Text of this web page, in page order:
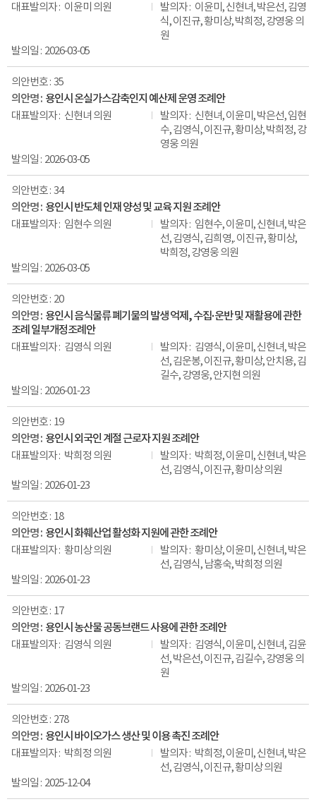
이윤미 의원
이윤미, 신현녀, 박은선, 김영
식, 이진규, 황미상, 박희정, 강영웅 의
원
2026-03-05
35
용인시 온실가스감축인지 예산제 운영 조례안
신현녀 의원
신현녀, 이윤미, 박은선, 임현
수, 김영식, 이진규, 황미상, 박희정, 강
영웅 의원
2026-03-05
34
용인시 반도체 인재 양성 및 교육 지원 조례안
임현수 의원
임현수, 이윤미, 신현녀, 박은
선, 김영식, 김희영,. 이진규, 황미상,
박희정, 강영웅 의원
2026-03-05
20
용인시 음식물류 폐기물의 발생 억제, 수집·운반 및 재활용에 관한
조례 일부개정조례안
김영식 의원
김영식, 이윤미, 신현녀, 박은
선, 김운봉, 이진규, 황미상, 안치용, 김
길수, 강영웅, 안지현 의원
2026-01-23
19
용인시 외국인 계절 근로자 지원 조례안
박희정 의원
박희정, 이윤미, 신현녀, 박은
선, 김영식, 이진규, 황미상 의원
2026-01-23
18
용인시 화훼산업 활성화 지원에 관한 조례안
황미상 의원
황미상, 이윤미, 신현녀, 박은
선, 김영식, 남홍숙, 박희정 의원
2026-01-23
17
용인시 농산물 공동브랜드 사용에 관한 조례안
김영식 의원
김영식, 이윤미, 신현녀, 김윤
선, 박은선, 이진규, 김길수, 강영웅 의
원
2026-01-23
278
용인시 바이오가스 생산 및 이용 촉진 조례안
박희정 의원
박희정, 이윤미, 신현녀, 박은
선, 김영식, 이진규, 황미상 의원
2025-12-04